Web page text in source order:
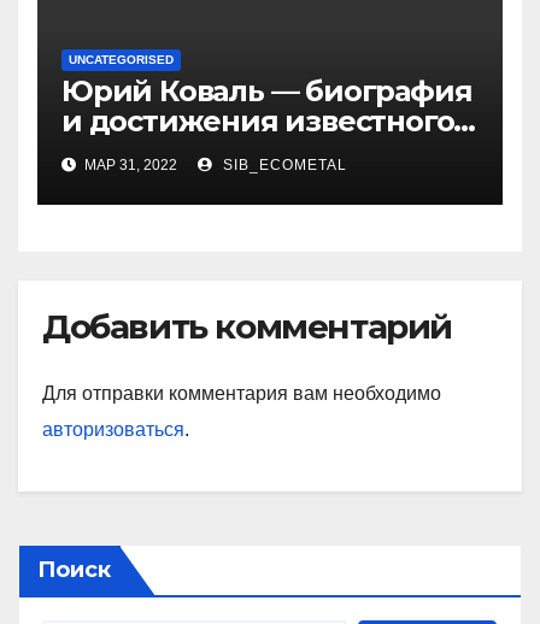
UNCATEGORISED
Юрий Коваль — биография
и достижения известного
украинского дизайнера
МАР 31, 2022 SIB_ECOMETAL
Добавить комментарий
Для отправки комментария вам необходимо
авторизоваться.
Поиск